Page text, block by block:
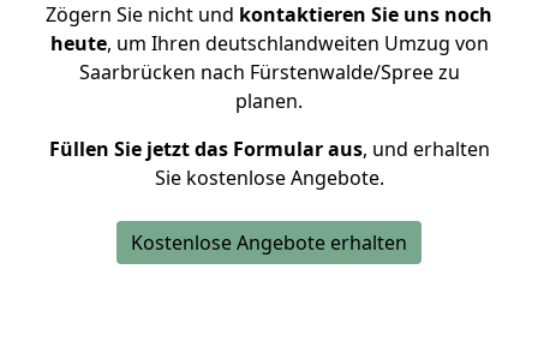
Zögern Sie nicht und kontaktieren Sie uns noch
heute, um Ihren deutschlandweiten Umzug von
Saarbrücken nach Fürstenwalde/Spree zu
planen.
Füllen Sie jetzt das Formular aus, und erhalten
Sie kostenlose Angebote.
Kostenlose Angebote erhalten